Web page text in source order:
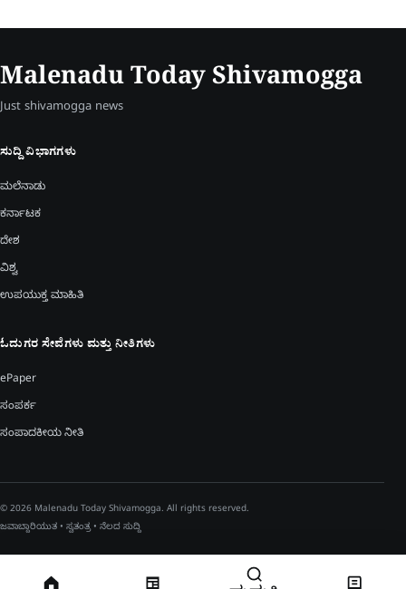
Malenadu Today Shivamogga
Just shivamogga news
ಸುದ್ದಿ ವಿಭಾಗಗಳು
ಮಲೆನಾಡು
ಕರ್ನಾಟಕ
ದೇಶ
ವಿಶ್ವ
ಉಪಯುಕ್ತ ಮಾಹಿತಿ
ಓದುಗರ ಸೇವೆಗಳು ಮತ್ತು ನೀತಿಗಳು
ePaper
ಸಂಪರ್ಕ
ಸಂಪಾದಕೀಯ ನೀತಿ
© 2026 Malenadu Today Shivamogga. All rights reserved.
ಜವಾಬ್ದಾರಿಯುತ • ಸ್ವತಂತ್ರ • ನೆಲದ ಸುದ್ದಿ